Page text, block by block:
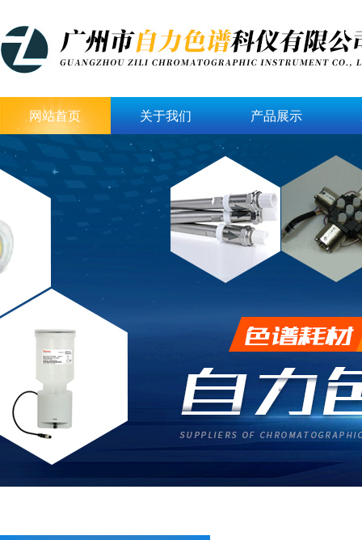
网站首页 关于我们 产品展示